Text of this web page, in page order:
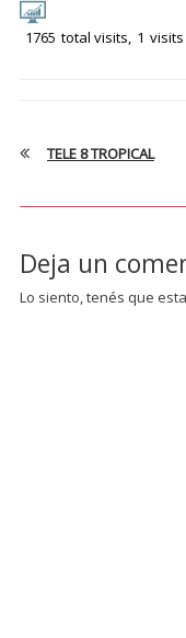
1765 total visits, 1
TELE 8 TROPICAL
Deja un
Lo siento, tenés que